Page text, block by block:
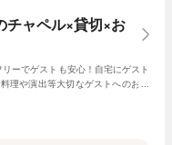
チャペル×貸切×お
ーでゲストも安心！自宅にゲスト
理や演出等大切なゲストへのおも